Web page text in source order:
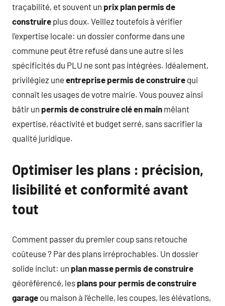
traçabilité, et souvent un prix plan permis de
construire plus doux. Veillez toutefois à vérifier
l’expertise locale: un dossier conforme dans une
commune peut être refusé dans une autre si les
spécificités du PLU ne sont pas intégrées. Idéalement,
privilégiez une entreprise permis de construire qui
connaît les usages de votre mairie. Vous pouvez ainsi
bâtir un permis de construire clé en main mêlant
expertise, réactivité et budget serré, sans sacrifier la
qualité juridique.
Optimiser les plans : précision,
lisibilité et conformité avant
tout
Comment passer du premier coup sans retouche
coûteuse ? Par des plans irréprochables. Un dossier
solide inclut: un plan masse permis de construire
géoréférencé, les plans pour permis de construire
garage ou maison à l’échelle, les coupes, les élévations,